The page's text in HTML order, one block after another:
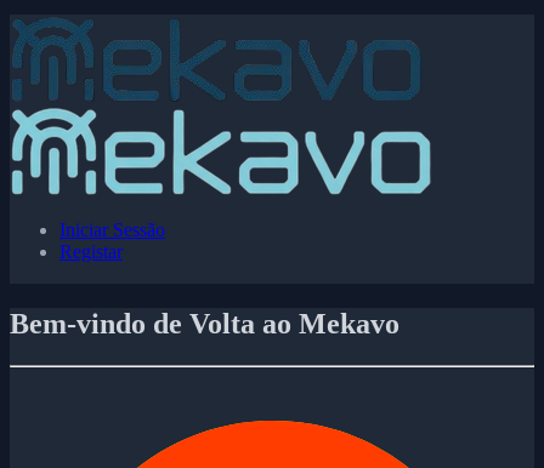
Iniciar Sessão
Registar
Bem-vindo de Volta ao Mekavo